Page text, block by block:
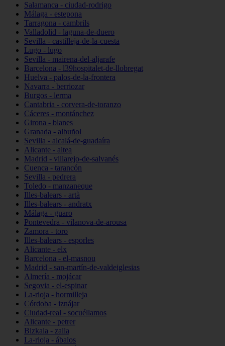
Salamanca - ciudad-rodrigo
Málaga - estepona
Tarragona - cambrils
Valladolid - laguna-de-duero
Sevilla - castilleja-de-la-cuesta
Lugo - lugo
Sevilla - mairena-del-aljarafe
Barcelona - l39hospitalet-de-llobregat
Huelva - palos-de-la-frontera
Navarra - berriozar
Burgos - lerma
Cantabria - corvera-de-toranzo
Cáceres - montánchez
Girona - blanes
Granada - albuñol
Sevilla - alcalá-de-guadaíra
Alicante - altea
Madrid - villarejo-de-salvanés
Cuenca - tarancón
Sevilla - pedrera
Toledo - manzaneque
Illes-balears - artà
Illes-balears - andratx
Málaga - guaro
Pontevedra - vilanova-de-arousa
Zamora - toro
Illes-balears - esporles
Alicante - elx
Barcelona - el-masnou
Madrid - san-martín-de-valdeiglesias
Almería - mojácar
Segovia - el-espinar
La-rioja - hormilleja
Córdoba - iznájar
Ciudad-real - socuéllamos
Alicante - petrer
Bizkaia - zalla
La-rioja - ábalos